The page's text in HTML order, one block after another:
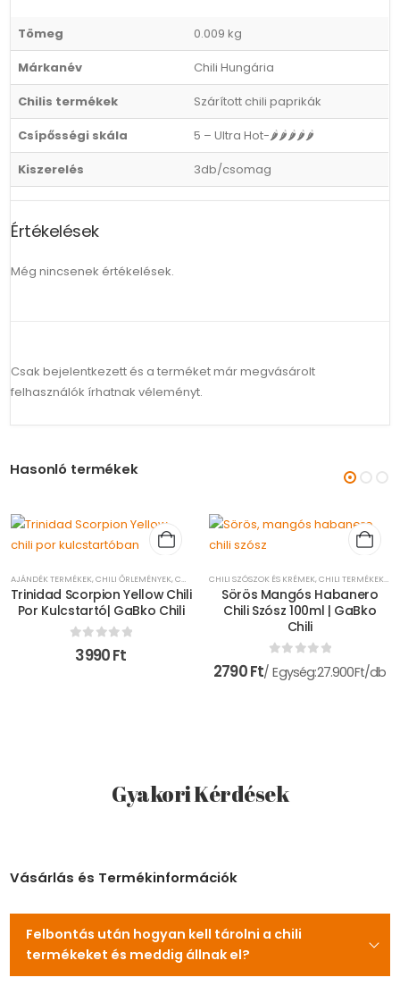
Tömeg
0.009 kg
Márkanév
Chili Hungária
Chilis termékek
Szárított chili paprikák
Csípősségi skála
5 – Ultra Hot-🌶🌶🌶🌶🌶
Kiszerelés
3db/csomag
Értékelések
Még nincsenek értékelések.
Csak bejelentkezett és a terméket már megvásárolt
felhasználók írhatnak véleményt.
Hasonló termékek
AJÁNDÉK TERMÉKEK,CHILI ŐRLEMÉNYEK,CHILI TERMÉKEK ,GABKO CHILI,MÁRKÁK
Trinidad Scorpion Yellow Chili
Por Kulcstartó| GaBko Chili
0az 5-ből
3990Ft
CHILI SZÓSZOK ÉS KRÉMEK,CHILI TERMÉKEK,
Sörös Mangós Habanero
Chili Szósz 100ml | GaBko
Chili
0
2790Ft Egység:27.900Ft/db
Gyakori Kérdések
Vásárlás és Termékinformációk
Felbontás után hogyan kell tárolni a chili
termékeket és meddig állnak el?